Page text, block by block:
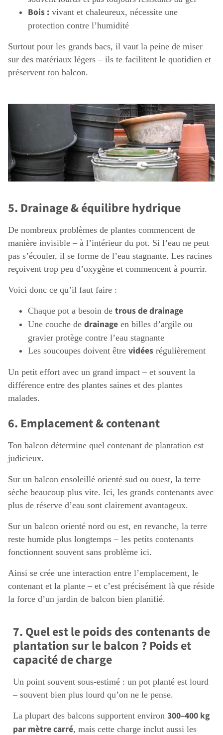
Bois : vivant et chaleureux, nécessite une
protection contre l’humidité
Surtout pour les grands bacs, il vaut la peine de miser
sur des matériaux légers – ils te facilitent le quotidien et
préservent ton balcon.
5. Drainage & équilibre hydrique
De nombreux problèmes de plantes commencent de
manière invisible – à l’intérieur du pot. Si l’eau ne peut
pas s’écouler, il se forme de l’eau stagnante. Les racines
reçoivent trop peu d’oxygène et commencent à pourrir.
Voici donc ce qu’il faut faire :
Chaque pot a besoin de trous de drainage
Une couche de drainage en billes d’argile ou
gravier protège contre l’eau stagnante
Les soucoupes doivent être vidées régulièrement
Un petit effort avec un grand impact – et souvent la
différence entre des plantes saines et des plantes
malades.
6. Emplacement & contenant
Ton balcon détermine quel contenant de plantation est
judicieux.
Sur un balcon ensoleillé orienté sud ou ouest, la terre
sèche beaucoup plus vite. Ici, les grands contenants avec
plus de réserve d’eau sont clairement avantageux.
Sur un balcon orienté nord ou est, en revanche, la terre
reste humide plus longtemps – les petits contenants
fonctionnent souvent sans problème ici.
Ainsi se crée une interaction entre l’emplacement, le
contenant et la plante – et c’est précisément là que réside
la force d’un jardin de balcon bien planifié.
7. Quel est le poids des contenants de
plantation sur le balcon ? Poids et
capacité de charge
Un point souvent sous-estimé : un pot planté est lourd
– souvent bien plus lourd qu’on ne le pense.
La plupart des balcons supportent environ 300–400 kg
par mètre carré, mais cette charge inclut aussi les